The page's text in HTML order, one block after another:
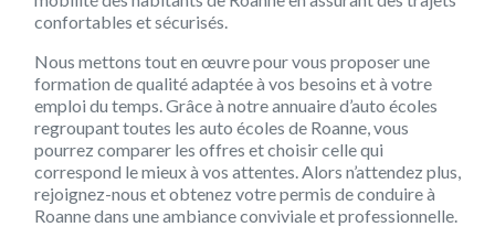
confortables et sécurisés.
Nous mettons tout en œuvre pour vous proposer une
formation de qualité adaptée à vos besoins et à votre
emploi du temps. Grâce à notre annuaire d’auto écoles
regroupant toutes les auto écoles de Roanne, vous
pourrez comparer les offres et choisir celle qui
correspond le mieux à vos attentes. Alors n’attendez plus,
rejoignez-nous et obtenez votre permis de conduire à
Roanne dans une ambiance conviviale et professionnelle.